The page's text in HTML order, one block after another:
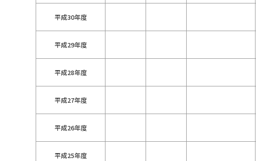
平成30年度
平成29年度
平成28年度
平成27年度
平成26年度
平成25年度